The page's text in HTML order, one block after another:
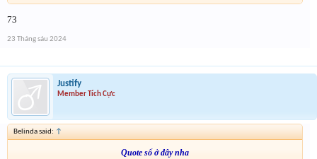
73
23 Tháng sáu 2024
Justify
Member Tích Cực
Belinda said: ↑
Quote số ở đây nha